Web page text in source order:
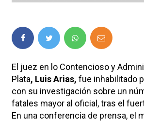
El juez en lo Contencioso y
Plata, Luis Arias, fue inhabilitado
con su investigación sobre un
fatales mayor al oficial, tras el
En una conferencia de prensa, el